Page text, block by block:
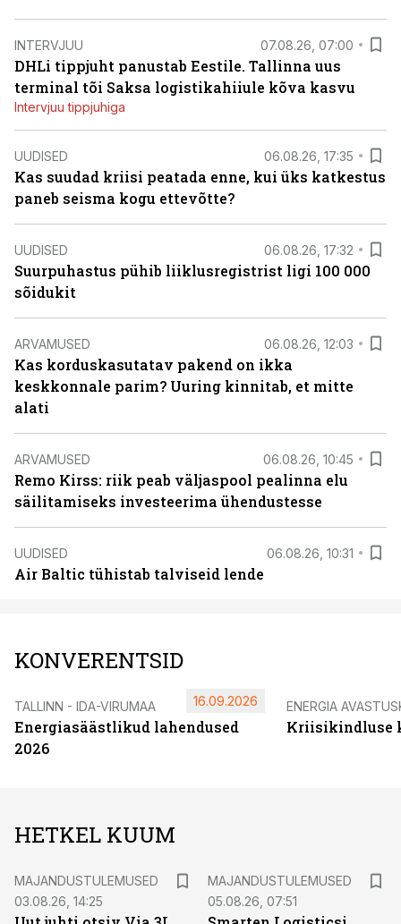
INTERVJUU 07.08.26, 07:00
DHLi tippjuht panustab Eestile. Tallinna uus
terminal tõi Saksa logistikahiiule kõva kasvu
Intervjuu tippjuhiga
UUDISED 06.08.26, 17:35
Kas suudad kriisi peatada enne, kui üks katkestus
paneb seisma kogu ettevõtte?
UUDISED 06.08.26, 17:32
Suurpuhastus pühib liiklusregistrist ligi 100 000
sõidukit
ARVAMUSED 06.08.26, 12:03
Kas korduskasutatav pakend on ikka
keskkonnale parim? Uuring kinnitab, et mitte
alati
ARVAMUSED 06.08.26, 10:45
Remo Kirss: riik peab väljaspool pealinna elu
säilitamiseks investeerima ühendustesse
UUDISED 06.08.26, 10:31
Air Baltic tühistab talviseid lende
KONVERENTSID
TALLINN - IDA-VIRUMAA
Energiasäästlikud lahendused
2026
16.09.2026 ENERGIA
Kriisikindluse
HETKEL KUUM
MAJANDUSTULEMUSED
03.08.26, 14:25
MAJANDUSTULEMUSED
05.08.26, 07:51